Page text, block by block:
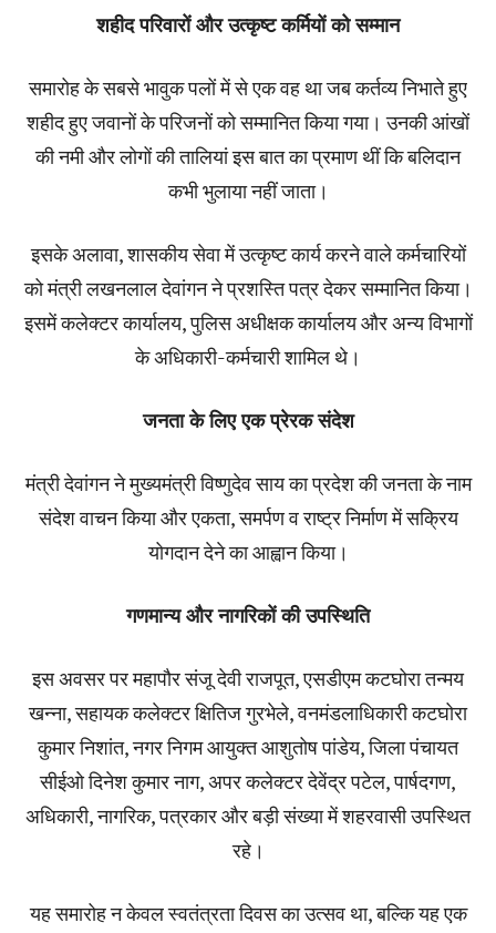
शहीद परिवारों और उत्कृष्ट कर्मियों को सम्मान
समारोह के सबसे भावुक पलों में से एक वह था जब कर्तव्य निभाते हुए
शहीद हुए जवानों के परिजनों को सम्मानित किया गया। उनकी आंखों
की नमी और लोगों की तालियां इस बात का प्रमाण थीं कि बलिदान
कभी भुलाया नहीं जाता।
इसके अलावा, शासकीय सेवा में उत्कृष्ट कार्य करने वाले कर्मचारियों
को मंत्री लखनलाल देवांगन ने प्रशस्ति पत्र देकर सम्मानित किया।
इसमें कलेक्टर कार्यालय, पुलिस अधीक्षक कार्यालय और अन्य विभागों
के अधिकारी-कर्मचारी शामिल थे।
जनता के लिए एक प्रेरक संदेश
मंत्री देवांगन ने मुख्यमंत्री विष्णुदेव साय का प्रदेश की जनता के नाम
संदेश वाचन किया और एकता, समर्पण व राष्ट्र निर्माण में सक्रिय
योगदान देने का आह्वान किया।
गणमान्य और नागरिकों की उपस्थिति
इस अवसर पर महापौर संजू देवी राजपूत, एसडीएम कटघोरा तन्मय
खन्ना, सहायक कलेक्टर क्षितिज गुरभेले, वनमंडलाधिकारी कटघोरा
कुमार निशांत, नगर निगम आयुक्त आशुतोष पांडेय, जिला पंचायत
सीईओ दिनेश कुमार नाग, अपर कलेक्टर देवेंद्र पटेल, पार्षदगण,
अधिकारी, नागरिक, पत्रकार और बड़ी संख्या में शहरवासी उपस्थित
रहे।
यह समारोह न केवल स्वतंत्रता दिवस का उत्सव था, बल्कि यह एक